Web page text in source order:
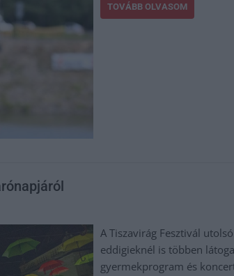
TOVÁBB OLVASOM
A Tiszavirág Fesztivál
eddigieknél is többen
gyermekprogram és